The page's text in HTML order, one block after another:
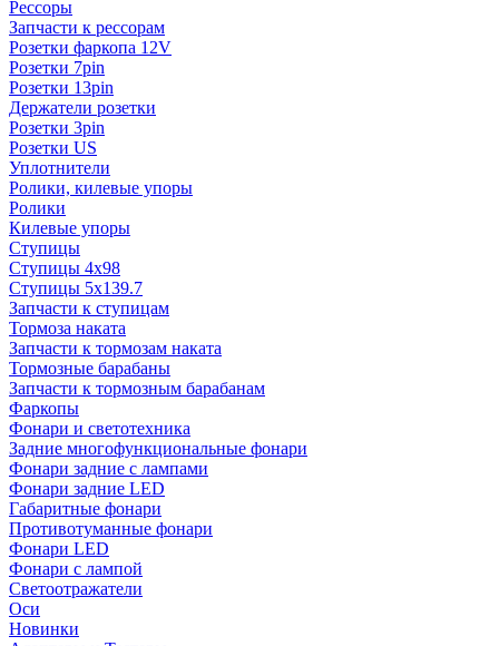
Рессоры
Запчасти к рессорам
Розетки фаркопа 12V
Розетки 7pin
Розетки 13pin
Держатели розетки
Розетки 3pin
Розетки US
Уплотнители
Ролики, килевые упоры
Ролики
Килевые упоры
Ступицы
Ступицы 4x98
Ступицы 5x139.7
Запчасти к ступицам
Тормоза наката
Запчасти к тормозам наката
Тормозные барабаны
Запчасти к тормозным барабанам
Фаркопы
Фонари и светотехника
Задние многофункциональные фонари
Фонари задние с лампами
Фонари задние LED
Габаритные фонари
Противотуманные фонари
Фонари LED
Фонари с лампой
Светоотражатели
Оси
Новинки